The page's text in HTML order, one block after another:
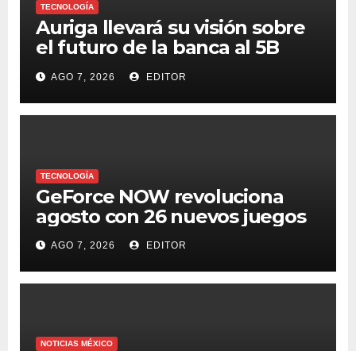
TECNOLOGÍA
Auriga llevará su visión sobre
el futuro de la banca al 5B
Digital Summit 2026
AGO 7, 2026 EDITOR
TECNOLOGÍA
GeForce NOW revoluciona
agosto con 26 nuevos juegos
AGO 7, 2026 EDITOR
NOTICIAS MÉXICO